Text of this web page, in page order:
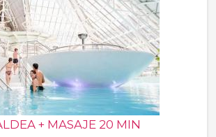
+ MASAJE 20 MIN